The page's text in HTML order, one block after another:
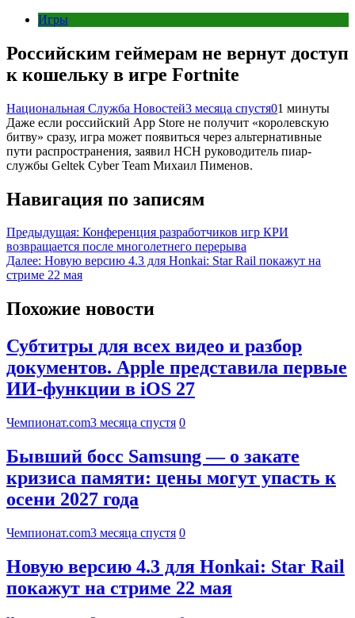
Игры
Российским геймерам не вернут доступ
к кошельку в игре Fortnite
Национальная Служба Новостей3 месяца спустя01 минуты
Даже если российский App Store не получит «королевскую
битву» сразу, игра может появиться через альтернативные
пути распространения, заявил НСН руководитель пиар-
службы Geltek Cyber Team Михаил Пименов.
Навигация по записям
Предыдущая: Конференция разработчиков игр КРИ
возвращается после многолетнего перерыва
Далее: Новую версию 4.3 для Honkai: Star Rail покажут на
стриме 22 мая
Похожие новости
Субтитры для всех видео и разбор
документов. Apple представила первые
ИИ-функции в iOS 27
Чемпионат.com3 месяца спустя 0
Бывший босс Samsung — о закате
кризиса памяти: цены могут упасть к
осени 2027 года
Чемпионат.com3 месяца спустя 0
Новую версию 4.3 для Honkai: Star Rail
покажут на стриме 22 мая